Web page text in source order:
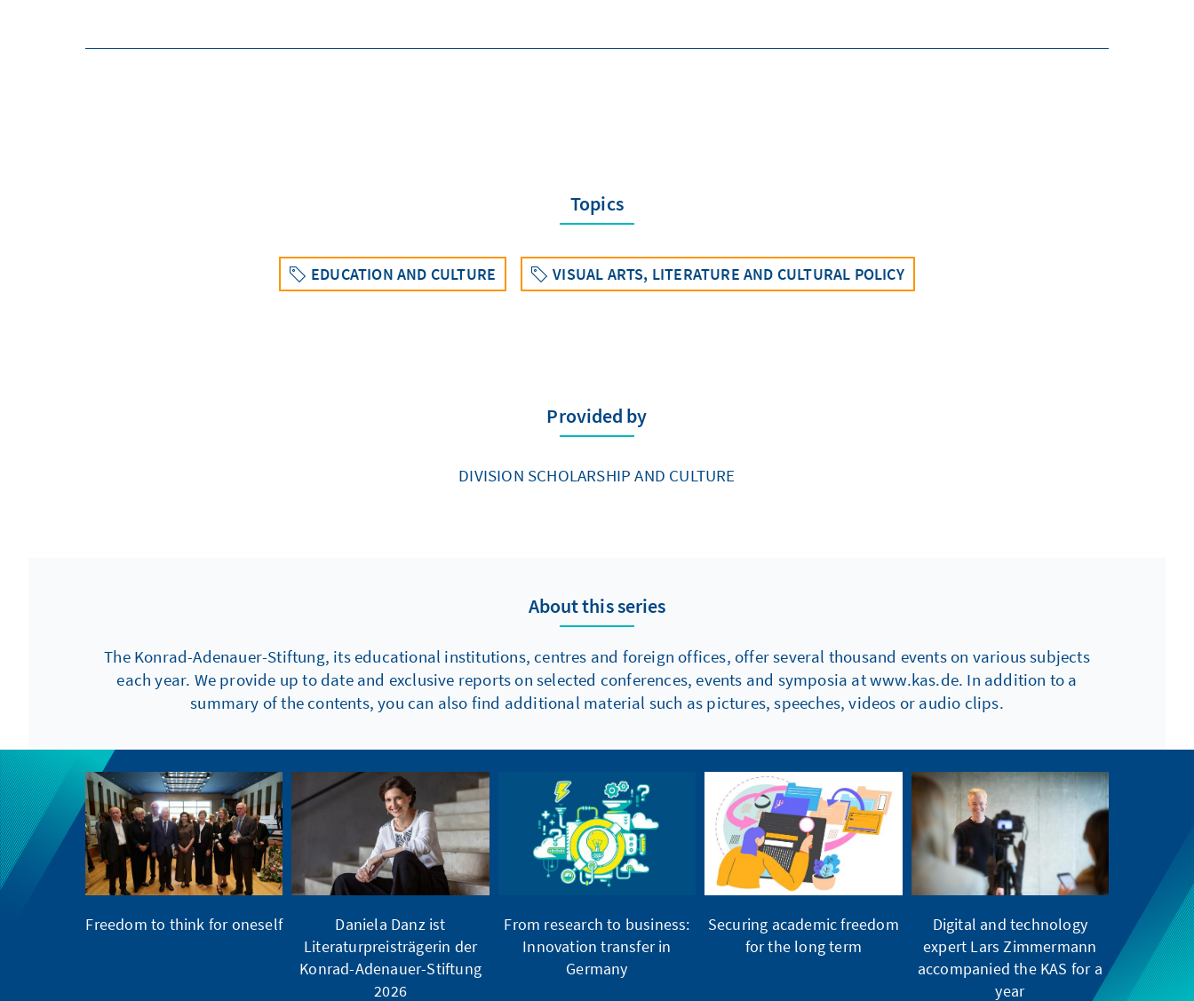
Topics
EDUCATION AND CULTURE VISUAL ARTS, LITERATURE AND CULTURAL POLICY
Provided by
DIVISION SCHOLARSHIP AND CULTURE
About this series
The Konrad-Adenauer-Stiftung, its educational institutions, centres and foreign offices, offer several thousand events on various subjects
each year. We provide up to date and exclusive reports on selected conferences, events and symposia at www.kas.de. In addition to a
summary of the contents, you can also find additional material such as pictures, speeches, videos or audio clips.
Freedom to think for oneself
Daniela Danz ist
Literaturpreisträgerin der
Konrad-Adenauer-Stiftung
2026
From research to business:
Innovation transfer in
Germany
Securing academic freedom
for the long term
Digital and technology
expert Lars Zimmermann
accompanied the KAS for a
year